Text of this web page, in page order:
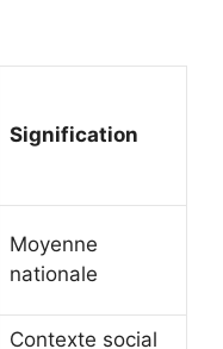
Signification
Moyenne
nationale
Contexte social